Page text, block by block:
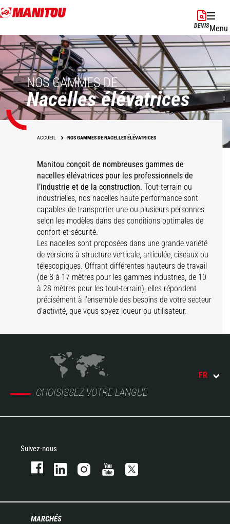
Aller
au
principal
DEVISMenu
NOS GAMMES DE
Nacelles élévatrices
ACCUEIL NOS GAMMES DE NACELLES ÉLÉVATRICES
Manitou conçoit de nombreuses gammes de
nacelles élévatrices pour les professionnels de
l’industrie et de la construction.Tout-terrain ou
industrielles, nos nacelles haute performance sont
capables de transporter une ou plusieurs personnes
selon les modèles dans des conditions optimales de
confort et sécurité.
Les nacelles sont proposées dans une grande variété
de versions à structure verticale, articulée, ciseaux ou
télescopiques. Offrant différentes hauteurs de travail
(de 8 à 17 mètres pour les gammes industries, de 10
à 28 mètres pour les tout-terrain), elles répondent
précisément à l’ensemble des besoins de votre secteur
d’activité, que vous soyez loueur ou utilisateur.
CHOISISSEZ VOTRE LANGUE
FR
Suivez-nous
MARCHÉS